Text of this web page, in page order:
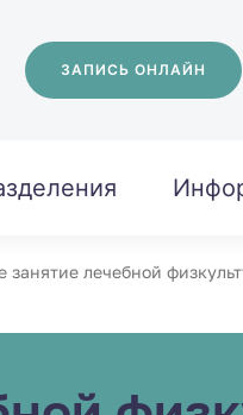
ЗАПИСЬ ОНЛАЙН
занятие лечебной